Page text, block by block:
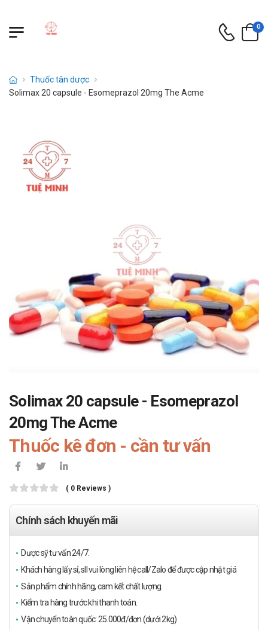
0
Thuốc tân dược
Solimax 20 capsule - Esomeprazol 20mg The Acme
Solimax 20 capsule - Esomeprazol
20mg The Acme
Thuốc kê đơn - cần tư vấn
( 0 Reviews )
Chính sách khuyến mãi
Dược sỹ tư vấn 24/7.
Khách hàng lấy sỉ, sll vui lòng liên hệ call/Zalo để được cập nhật giá
Sản phẩm chính hãng, cam kết chất lượng.
Kiểm tra hàng trước khi thanh toán.
Vận chuyển toàn quốc: 25.000đ/đơn (dưới 2kg)